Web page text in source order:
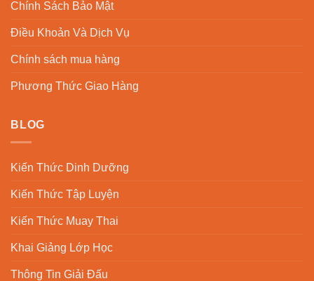
Chính Sách Bảo Mật
Điều Khoản Và Dịch Vụ
Chính sách mua hàng
Phương Thức Giao Hàng
BLOG
Kiến Thức Dinh Dưỡng
Kiến Thức Tập Luyện
Kiến Thức Muay Thai
Khai Giảng Lớp Học
Thông Tin Giải Đấu